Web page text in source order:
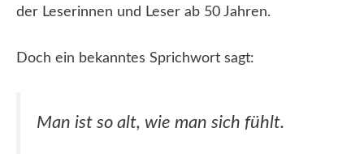
der Leserinnen und Leser ab 50 Jahren.
Doch ein bekanntes Sprichwort sagt:
Man ist so alt, wie man sich fühlt.